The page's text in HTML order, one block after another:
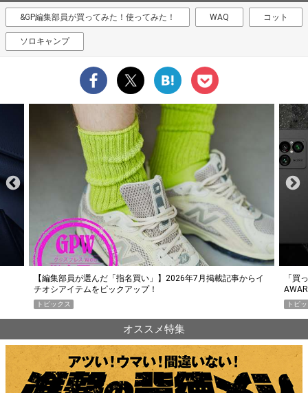
&GP編集部員が買ってみた！使ってみた！ WAQ コット
ソロキャンプ
「買って損なし」の極上スマホ5選【GoodsPress 2026上半期
AWARD】
トピックス
薄着
PR
オススメ特集